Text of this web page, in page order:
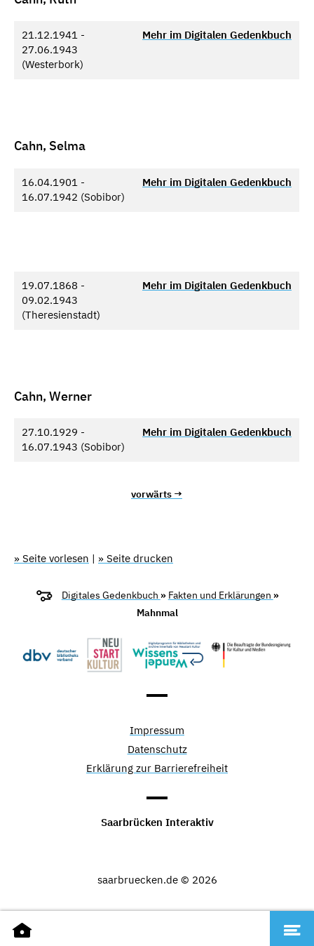
21.12.1941 -
27.06.1943
(Westerbork)
Mehr im Digitalen Gedenkbuch
Cahn, Selma
16.04.1901 -
16.07.1942 (Sobibor)
Mehr im Digitalen Gedenkbuch
19.07.1868 -
09.02.1943
(Theresienstadt)
Mehr im Digitalen Gedenkbuch
Cahn, Werner
27.10.1929 -
16.07.1943 (Sobibor)
Mehr im Digitalen Gedenkbuch
vorwärts →
» Seite vorlesen | » Seite drucken
Digitales Gedenkbuch » Fakten und Erklärungen »
Mahnmal
Impressum
Datenschutz
Erklärung zur Barrierefreiheit
Saarbrücken Interaktiv
saarbruecken.de © 2026